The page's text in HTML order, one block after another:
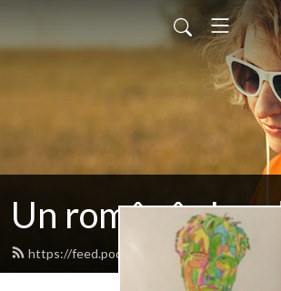
Un român în
https://feed.podbean.com/manuelcheta/